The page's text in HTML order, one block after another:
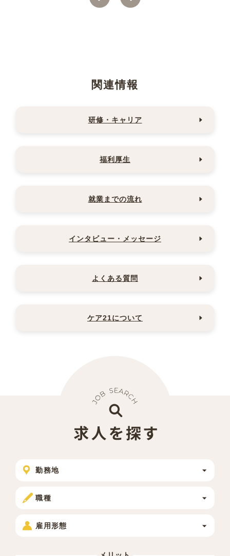
関連情報
研修・キャリア
福利厚生
就業までの流れ
インタビュー・メッセージ
よくある質問
ケア21について
勤務地
職種
雇用形態